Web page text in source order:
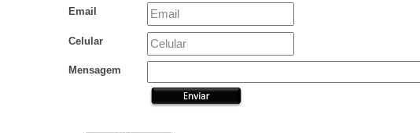
Email
Celular
Mensagem